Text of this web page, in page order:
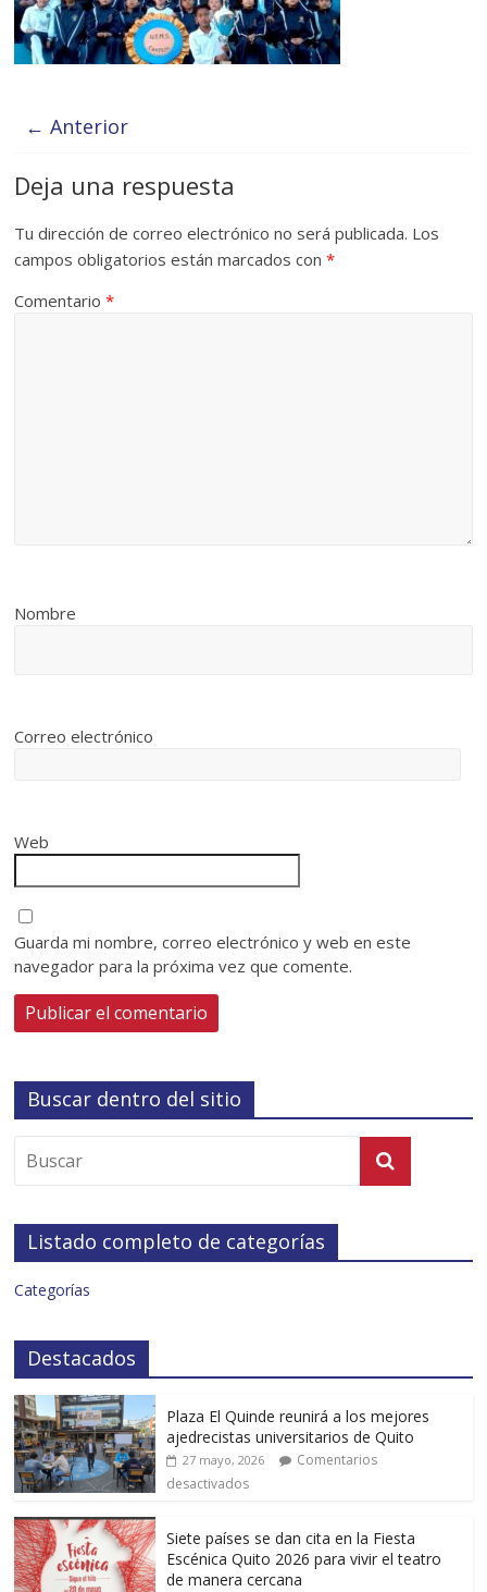
← Anterior
Deja una respuesta
Tu dirección de correo electrónico no será publicada. Los
campos obligatorios están marcados con*
Comentario*
Nombre
Correo electrónico
Web
Guarda mi nombre, correo electrónico y web en este
navegador para la próxima vez que comente.
Buscar dentro del sitio
Listado completo de categorías
Categorías
Destacados
Plaza El Quinde reunirá a los mejores
ajedrecistas universitarios de Quito
27 mayo, 2026
Comentarios
desactivados
Siete países se dan cita en la Fiesta
Escénica Quito 2026 para vivir el teatro
de manera cercana